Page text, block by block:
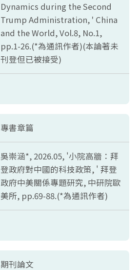
Dynamics during the Second
Trump Administration, ' China
and the World, Vol.8, No.1,
pp.1-26.(*為通訊作者)(本論著未
刊登但已被接受)
專書章篇
吳崇涵*, 2026.05, '小院高牆：拜
登政府對中國的科技政策, ' 拜登
政府中美關係專題研究, 中研院歐
美所, pp.69-88.(*為通訊作者)
期刊論文